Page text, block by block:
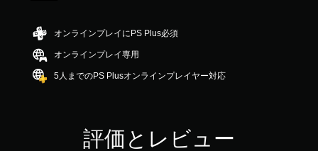
中
4
オンラインプレイにPS Plus必須
オンラインプレイ専用
5人までのPS Plusオンラインプレイヤー対応
評価とレビュー